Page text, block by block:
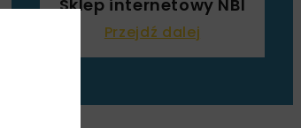
Sklep internetowy NBI
Przejdź dalej